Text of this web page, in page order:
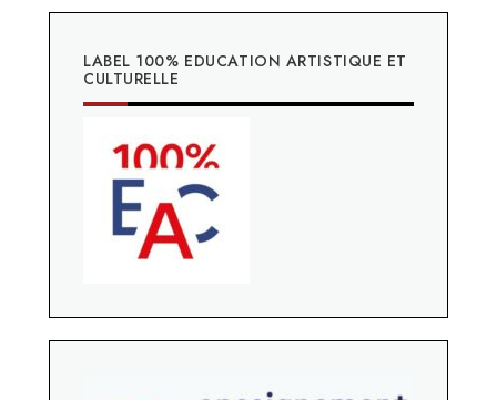
LABEL 100% EDUCATION ARTISTIQUE ET
CULTURELLE